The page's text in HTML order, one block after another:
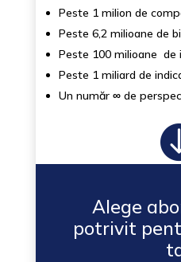
Peste 1 milion de
Peste 6,2 milioane de
Peste 100 milioane de
Peste 1 miliard de
Un număr ∞de
Alege
potrivit